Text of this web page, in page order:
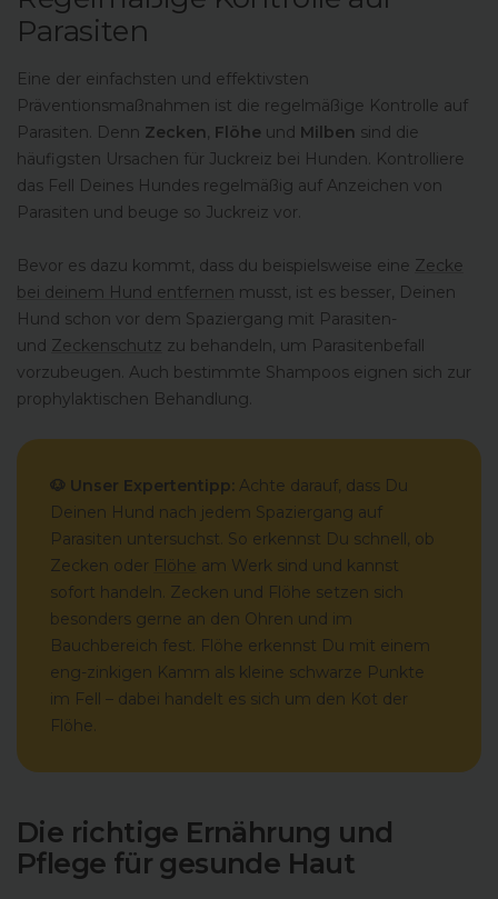
Parasiten
Eine der einfachsten und effektivsten
Präventionsmaßnahmen ist die regelmäßige Kontrolle auf
Parasiten. Denn Zecken, Flöhe und Milben sind die
häufigsten Ursachen für Juckreiz bei Hunden. Kontrolliere
das Fell Deines Hundes regelmäßig auf Anzeichen von
Parasiten und beuge so Juckreiz vor.
Bevor es dazu kommt, dass du beispielsweise eine Zecke
bei deinem Hund entfernen musst, ist es besser, Deinen
Hund schon vor dem Spaziergang mit Parasiten-
und Zeckenschutz zu behandeln, um Parasitenbefall
vorzubeugen. Auch bestimmte Shampoos eignen sich zur
prophylaktischen Behandlung.
🐶 Unser Expertentipp: Achte darauf, dass Du
Deinen Hund nach jedem Spaziergang auf
Parasiten untersuchst. So erkennst Du schnell, ob
Zecken oder Flöhe am Werk sind und kannst
sofort handeln. Zecken und Flöhe setzen sich
besonders gerne an den Ohren und im
Bauchbereich fest. Flöhe erkennst Du mit einem
eng-zinkigen Kamm als kleine schwarze Punkte
im Fell – dabei handelt es sich um den Kot der
Flöhe.
Die richtige Ernährung und
Pflege für gesunde Haut